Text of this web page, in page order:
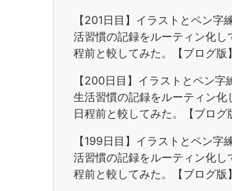
【201日目】イラストとペン字
活習慣の記録をルーティン化し
程前と較してみた。【ブログ版】
【200日目】イラストとペン字
生活習慣の記録をルーティン化
日程前と較してみた。【ブログ
【199日目】イラストとペン字
活習慣の記録をルーティン化し
程前と較してみた。【ブログ版】